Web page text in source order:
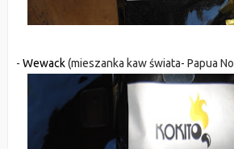
- Wewack(mieszanka kaw świata- Papua